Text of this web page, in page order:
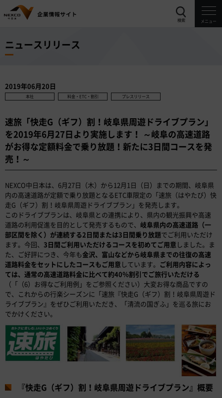
検索 メニュー
ニュースリリース
2019年06月20日
本社 料金・ETC・割引 プレスリリース
速旅「快走G（ギフ）割！岐阜県周遊ドライブプラン」
を2019年6月27日より実施します！ ～岐阜の高速道路
がお得な定額料金で乗り放題！新たに3日間コースを発
売！～
NEXCO中日本は、6月27日（木）から12月1日（日）までの期間、岐阜県
内の高速道路が定額で乗り放題となるETC車限定の「速旅（はやたび）快
走G（ギフ）割！岐阜県周遊ドライブプラン」を発売します。
このドライブプランは、岐阜県との連携により、県内の観光振興や高速
道路の利用促進を目的として発売するもので、 岐阜県内の高速道路（一
部区間を除く）が連続する2日間または3日間乗り放題でご利用いただけ
ます。今回、 3日間ご利用いただけるコースを初めてご用意 しました。ま
た、ご好評につき、今年も金沢、富山などから岐阜県までの往復の高速
道路料金をセットにしたコースもご用意 しています。 ご利用内容によっ
ては、通常の高速道路料金に比べて約40％割引でご旅行いただける
（「（6）お得なご利用例」をご参照ください）大変お得な商品ですの
で、これからの行楽シーズンに「速旅『快走G（ギフ）割！岐阜県周遊ド
ライブプラン』をぜひご利用いただき、「清流の国ぎふ」を巡る旅にお
でかけください。
『快走G（ギフ）割！岐阜県周遊ドライブプラン』概要